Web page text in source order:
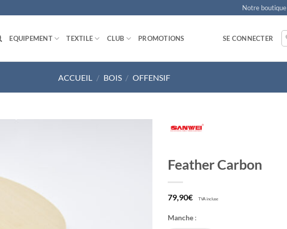
Notre boutique
EQUIPEMENT TEXTILE CLUB PROMOTIONS SE CONNECTER
ACCUEIL / BOIS / OFFENSIF
Feather Carbon
79,90€ TVA incluse
Manche :